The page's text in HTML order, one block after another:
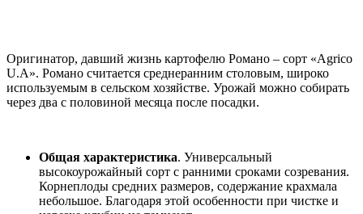
Оригинатор, давший жизнь картофелю Романо – сорт «Agrico
U.A». Романо считается среднеранним столовым, широко
используемым в сельском хозяйстве. Урожай можно собирать
через два с половиной месяца после посадки.
Общая характеристика. Универсальный
высокоурожайный сорт с ранними сроками созревания.
Корнеплоды средних размеров, содержание крахмала
небольшое. Благодаря этой особенности при чистке и